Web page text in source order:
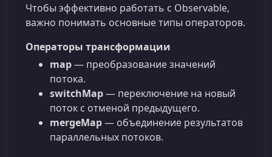
Чтобы эффективно работать с Observable,
важно понимать основные типы операторов.
Операторы трансформации
map— преобразование значений
потока.
switchMap— переключение на новый
поток с отменой предыдущего.
mergeMap— объединение результатов
параллельных потоков.